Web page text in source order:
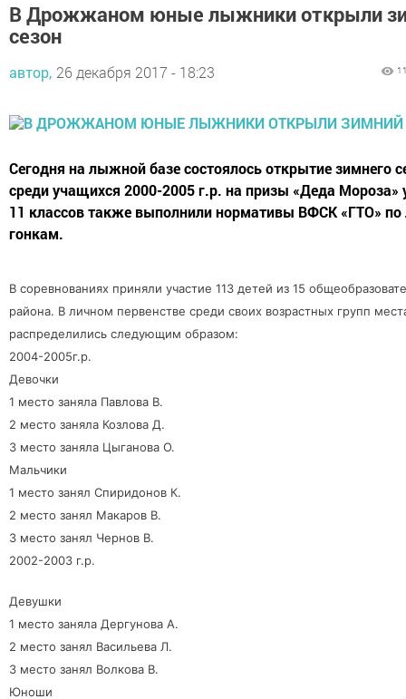
В Дрожжаном юные лыжники открыли
сезон
автор, 26 декабря 2017 - 18:23
Сегодня на лыжной базе состоялось открытие зимнего
среди учащихся 2000-2005 г.р. на призы «Деда Мороза»
11 классов также выполнили нормативы ВФСК «ГТО»
гонкам.
В соревнованиях приняли участие 113 детей из 15
района. В личном первенстве среди своих возрастных групп
распределились следующим образом:
2004-2005г.р.
Девочки
1 место заняла Павлова В.
2 место заняла Козлова Д.
3 место заняла Цыганова О.
Мальчики
1 место занял Спиридонов К.
2 место занял Макаров В.
3 место занял Чернов В.
2002-2003 г.р.
Девушки
1 место заняла Дергунова А.
2 место занял Васильева Л.
3 место занял Волкова В.
Юноши